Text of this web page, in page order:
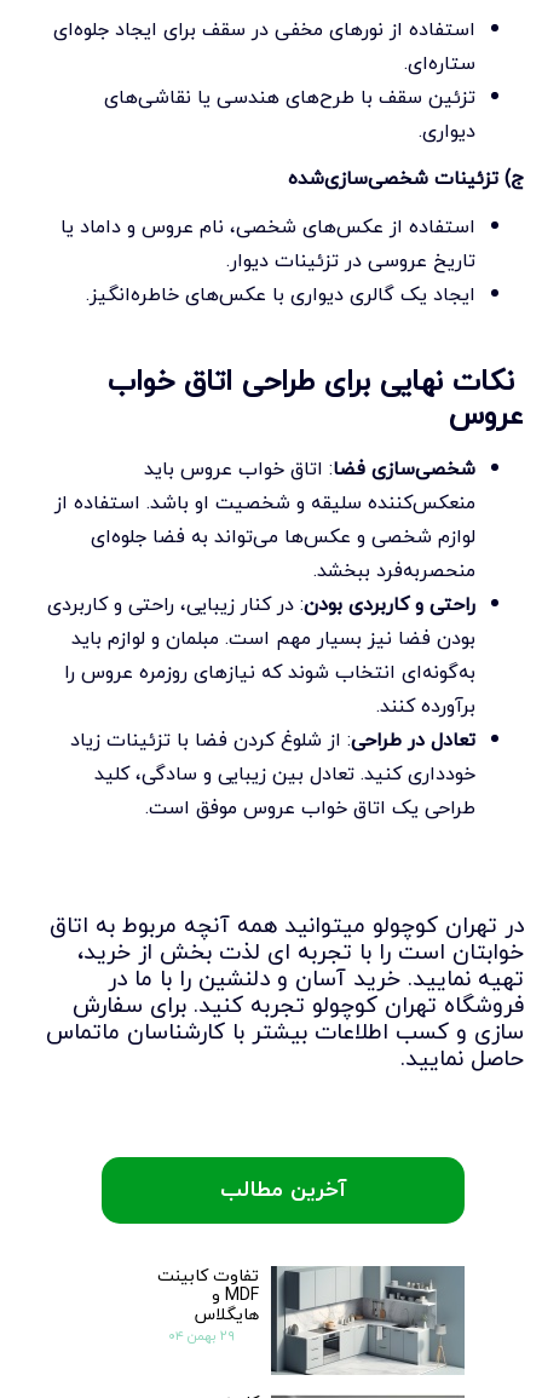
استفاده از نورهای مخفی در سقف برای ایجاد جلوه‌ای
ستاره‌ای.
تزئین سقف با طرح‌های هندسی یا نقاشی‌های
دیواری.
ج) تزئینات شخصی‌سازی‌شده
استفاده از عکس‌های شخصی، نام عروس و داماد یا
تاریخ عروسی در تزئینات دیوار.
ایجاد یک گالری دیواری با عکس‌های خاطره‌انگیز.
نکات نهایی برای طراحی اتاق خواب
عروس
شخصی‌سازی فضا: اتاق خواب عروس باید
منعکس‌کننده سلیقه و شخصیت او باشد. استفاده از
لوازم شخصی و عکس‌ها می‌تواند به فضا جلوه‌ای
منحصربه‌فرد ببخشد.
راحتی و کاربردی بودن: در کنار زیبایی، راحتی و کاربردی
بودن فضا نیز بسیار مهم است. مبلمان و لوازم باید
به‌گونه‌ای انتخاب شوند که نیازهای روزمره عروس را
برآورده کنند.
تعادل در طراحی: از شلوغ کردن فضا با تزئینات زیاد
خودداری کنید. تعادل بین زیبایی و سادگی، کلید
طراحی یک اتاق خواب عروس موفق است.
در تهران کوچولو میتوانید همه آنچه مربوط به اتاق
خوابتان است را با تجربه ای لذت بخش از خرید،
تهیه نمایید. خرید آسان و دلنشین را با ما در
فروشگاه تهران کوچولو تجربه کنید. برای سفارش
سازی و کسب اطلاعات بیشتر با کارشناسان ماتماس
حاصل نمایید.
آخرین مطالب
تفاوت کابینت
MDF و
هایگلاس
۲۹ بهمن ۰۴